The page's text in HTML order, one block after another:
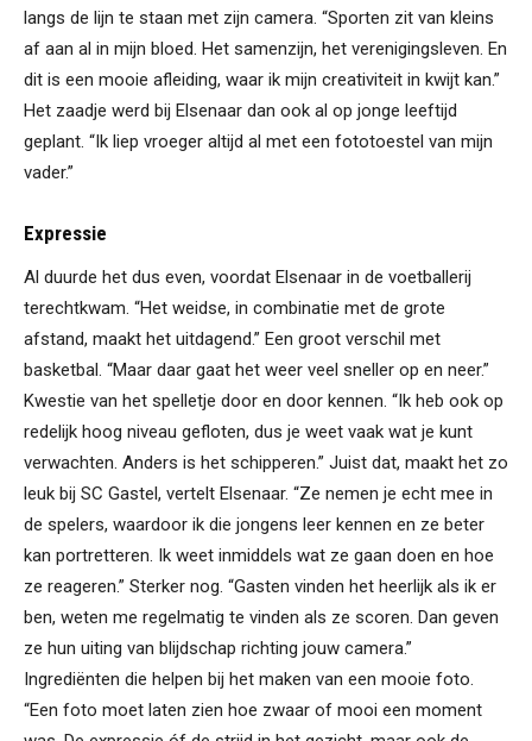
langs de lijn te staan met zijn camera. “Sporten zit van kleins
af aan al in mijn bloed. Het samenzijn, het verenigingsleven. En
dit is een mooie afleiding, waar ik mijn creativiteit in kwijt kan.”
Het zaadje werd bij Elsenaar dan ook al op jonge leeftijd
geplant. “Ik liep vroeger altijd al met een fototoestel van mijn
vader.”
Expressie
Al duurde het dus even, voordat Elsenaar in de voetballerij
terechtkwam. “Het weidse, in combinatie met de grote
afstand, maakt het uitdagend.” Een groot verschil met
basketbal. “Maar daar gaat het weer veel sneller op en neer.”
Kwestie van het spelletje door en door kennen. “Ik heb ook op
redelijk hoog niveau gefloten, dus je weet vaak wat je kunt
verwachten. Anders is het schipperen.” Juist dat, maakt het zo
leuk bij SC Gastel, vertelt Elsenaar. “Ze nemen je echt mee in
de spelers, waardoor ik die jongens leer kennen en ze beter
kan portretteren. Ik weet inmiddels wat ze gaan doen en hoe
ze reageren.” Sterker nog. “Gasten vinden het heerlijk als ik er
ben, weten me regelmatig te vinden als ze scoren. Dan geven
ze hun uiting van blijdschap richting jouw camera.”
Ingrediënten die helpen bij het maken van een mooie foto.
“Een foto moet laten zien hoe zwaar of mooi een moment